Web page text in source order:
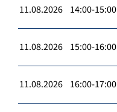
11.08.2026 14:00-15:00
11.08.2026 15:00-16:00
11.08.2026 16:00-17:00